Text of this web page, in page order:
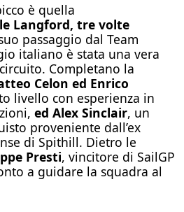
è quella
Langford, tre volte
passaggio dal Team
italiano è stata una vera
Completano la
Celon ed Enrico
livello con esperienza in
ed Alex Sinclair, un
proveniente dall’ex
di Spithill. Dietro le
Presti, vincitore di SailGP
a guidare la squadra al